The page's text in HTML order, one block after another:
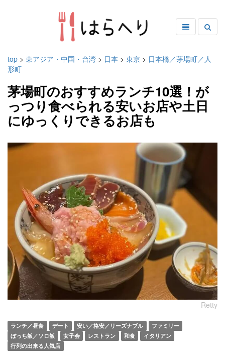
top > 東アジア・中国・台湾 > 日本 > 東京 > 日本橋／茅場町／人
形町
茅場町のおすすめランチ10選！が
っつり食べられる安いお店や土日
にゆっくりできるお店も
Retty
ランチ／昼食 デート 安い／格安／リーズナブル
ファミリー
ぼっち飯／ソロ飯
女子会 レストラン 和食
イタリアン
行列の出来る人気店